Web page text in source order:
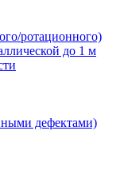
ротационного)
до 1 м
дефектами)